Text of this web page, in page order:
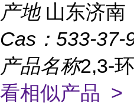
产地 山东济南
Cas： 533-37-
产品名称2,3-
看相似产品 >